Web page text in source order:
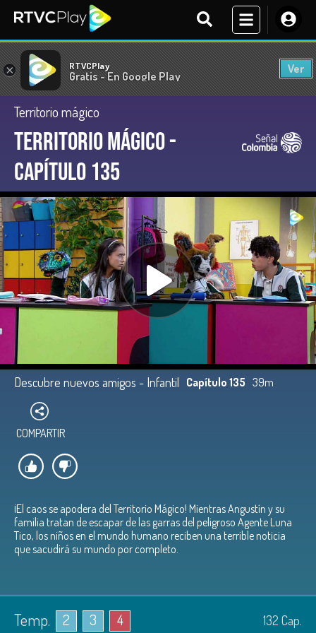
× RTVCPlay
Gratis - En Google Play
Ver
Territorio mágico
Territorio Mágico -
Capítulo 135
Descubre nuevos amigos - Infantil Capítulo 135 39m
COMPARTIR
¡El caos se apodera del Territorio Mágico! Mientras Angustín y su
familia tratan de escapar de las garras del peligroso Agente Luna
Tico, los niños en el mundo humano reciben una terrible noticia
que sacudirá su mundo por completo.
Temp. 2 3 4 132 Cap.